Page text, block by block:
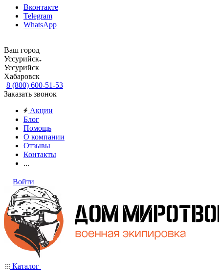
Вконтакте
Telegram
WhatsApp
Ваш город
Уссурийск
Уссурийск
Хабаровск
8 (800) 600-51-53
Заказать звонок
Акции
Блог
Помощь
О компании
Отзывы
Контакты
...
Войти
Каталог